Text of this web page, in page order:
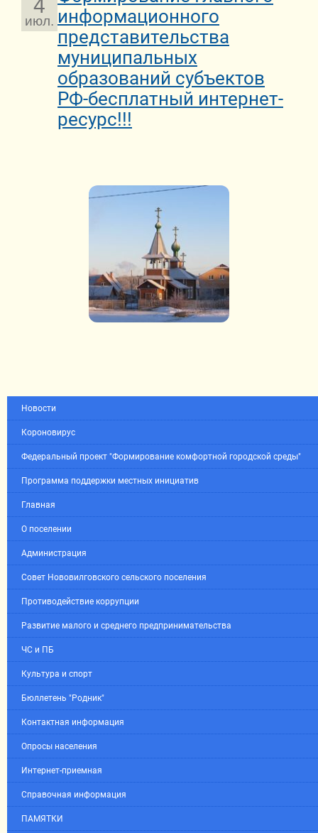
4
июл. информационного
представительства
муниципальных
образований субъектов
РФ-бесплатный интернет-
ресурс!!!
Новости
Короновирус
Федеральный проект "Формирование комфортной городской среды"
Программа поддержки местных инициатив
Главная
О поселении
Администрация
Совет Нововилговского сельского поселения
Противодействие коррупции
Развитие малого и среднего предпринимательства
ЧС и ПБ
Культура и спорт
Бюллетень "Родник"
Контактная информация
Опросы населения
Интернет-приемная
Справочная информация
ПАМЯТКИ